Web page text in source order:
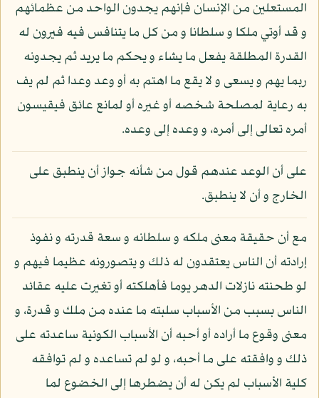
المستعلين من الإنسان فإنهم يجدون الواحد من عظمائهم
و قد أوتي ملكا و سلطانا و من كل ما يتنافس فيه فيرون له
القدرة المطلقة يفعل ما يشاء و يحكم ما يريد ثم يجدونه
ربما يهم و يسعى و لا يقع ما اهتم به أو وعد وعدا ثم لم يف
به رعاية لمصلحة شخصه أو غيره أو لمانع عائق فيقيسون
أمره تعالى إلى أمره، و وعده إلى وعده.
على أن الوعد عندهم قول من شأنه جواز أن ينطبق على
الخارج و أن لا ينطبق.
مع أن حقيقة معنى ملكه و سلطانه و سعة قدرته و نفوذ
إرادته أن الناس يعتقدون له ذلك و يتصورونه عظيما فيهم و
لو طحنته نازلات الدهر يوما فأهلكته أو تغيرت عليه عقائد
الناس بسبب من الأسباب سلبته ما عنده من ملك و قدرة، و
معنى وقوع ما أراده أو أحبه أن الأسباب الكونية ساعدته على
ذلك و وافقته على ما أحبه، و لو لم تساعده و لم توافقه
كلية الأسباب لم يكن له أن يضطرها إلى الخضوع لما